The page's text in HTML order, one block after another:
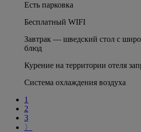
Есть парковка
Бесплатный WIFI
Завтрак — шведский стол с
блюд
Курение на территории отеля
Система охлаждения воздуха
1
2
3
〉